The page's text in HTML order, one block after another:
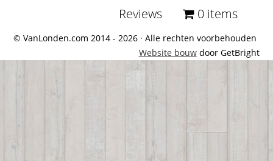
Reviews 0 items
© VanLonden.com 2014 - 2026 · Alle rechten voorbehouden
Website bouwdoor GetBright